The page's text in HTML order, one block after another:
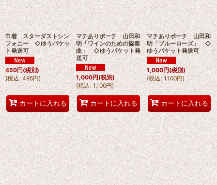
巾着 スターダストシン
フォニー ◇ゆうパケッ
ト発送可
450円(税別)
(税込: 495円)
カートに入れる
マチありポーチ 山田和
明「ワインのための協奏
曲」 ◇ゆうパケット発
送可
1,000円(税別)
(税込: 1,100円)
カートに入れる
マチありポーチ 山田和
明「ブルーローズ」 ◇
ゆうパケット発送可
1,000円(税別)
(税込: 1,100円)
カートに入れる